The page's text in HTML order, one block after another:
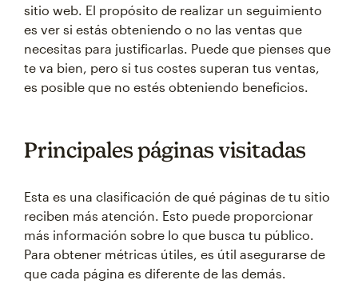
sitio web. El propósito de realizar un seguimiento
es ver si estás obteniendo o no las ventas que
necesitas para justificarlas. Puede que pienses que
te va bien, pero si tus costes superan tus ventas,
es posible que no estés obteniendo beneficios.
Principales páginas visitadas
Esta es una clasificación de qué páginas de tu sitio
reciben más atención. Esto puede proporcionar
más información sobre lo que busca tu público.
Para obtener métricas útiles, es útil asegurarse de
que cada página es diferente de las demás.